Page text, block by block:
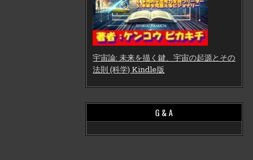
宇宙論: 未来を描く鍵、宇宙の起源とその
法則 (科学) Kindle版
G & A